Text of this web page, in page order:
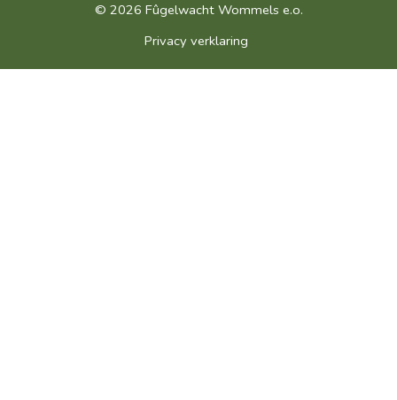
© 2026 Fûgelwacht Wommels e.o.
Privacy verklaring